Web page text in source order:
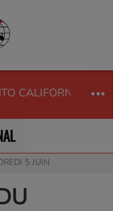
CALIFORNIA -
5 JUIN